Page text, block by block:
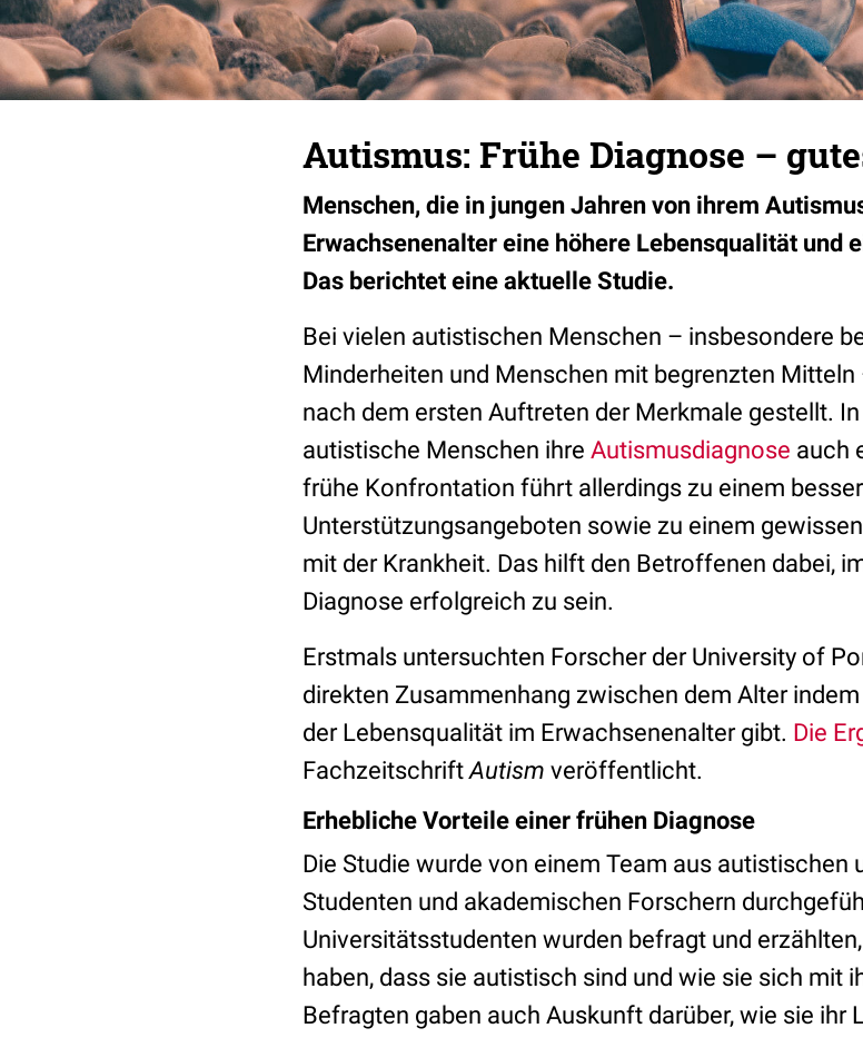
Autismus: Frühe Diagnose –
Menschen, die in jungen Jahren von ihrem
Erwachsenenalter eine höhere Lebensqualität und
Das berichtet eine aktuelle Studie.
Bei vielen autistischen Menschen – insbesondere
Minderheiten und Menschen mit begrenzten
nach dem ersten Auftreten der Merkmale gestellt.
autistische Menschen ihre Autismusdiagnose auch
frühe Konfrontation führt allerdings zu einem
Unterstützungsangeboten sowie zu einem
mit der Krankheit. Das hilft den Betroffenen dabei,
Diagnose erfolgreich zu sein.
Erstmals untersuchten Forscher der University of
direkten Zusammenhang zwischen dem Alter
der Lebensqualität im Erwachsenenalter gibt. Die
FachzeitschriftAutism veröffentlicht.
Erhebliche Vorteile einer frühen Diagnose
Die Studie wurde von einem Team aus autistischen
Studenten und akademischen Forschern
Universitätsstudenten wurden befragt und
haben, dass sie autistisch sind und wie sie sich mit
Befragten gaben auch Auskunft darüber, wie sie ihr